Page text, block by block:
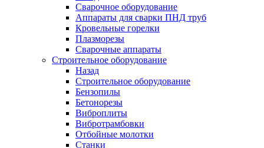
Сварочное оборудование
Аппараты для сварки ПНД труб
Кровельные горелки
Плазморезы
Сварочные аппараты
Строительное оборудование
Назад
Строительное оборудование
Бензопилы
Бетонорезы
Виброплиты
Вибротрамбовки
Отбойные молотки
Станки